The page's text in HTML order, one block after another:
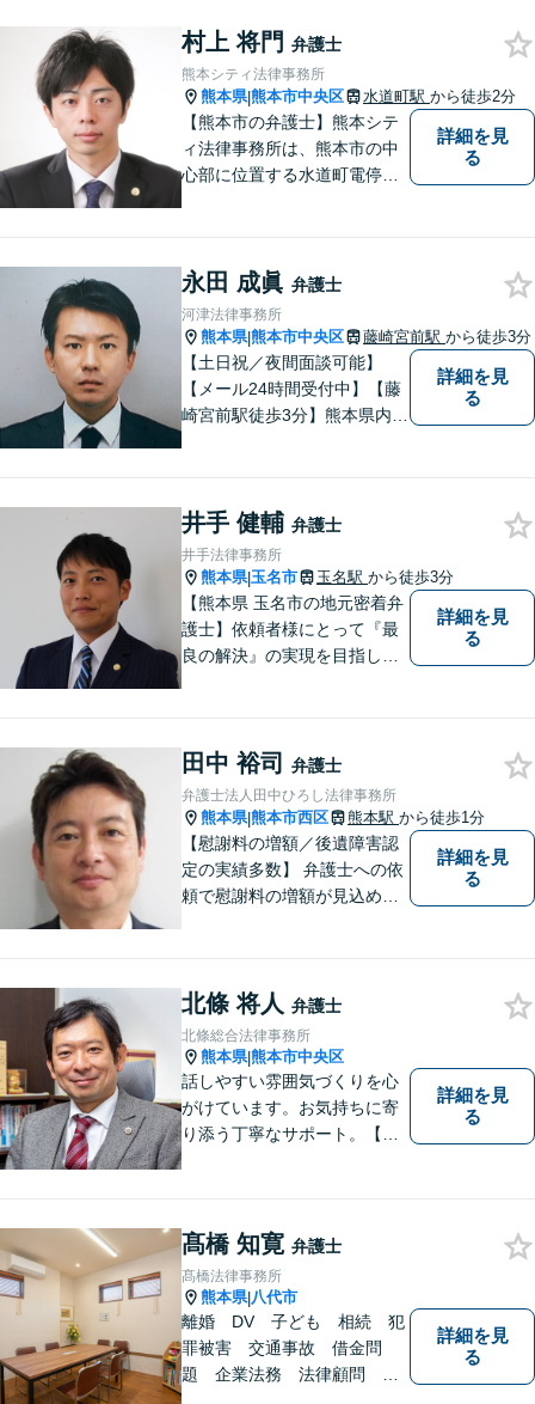
村上 将門 弁護士
熊本シティ法律事務所
熊本県|熊本市中央区 水道町駅 から徒歩2分
【熊本市の弁護士】熊本シテ
ィ法律事務所は、熊本市の中
心部に位置する水道町電停よ
す。
詳細を見
る
永田 成眞 弁護士
河津法律事務所
熊本県|熊本市中央区 藤崎宮前駅 から徒歩3分
【土日祝／夜間面談可能】
【メール24時間受付中】【藤
崎宮前駅徒歩3分】熊本県内及
の方の契約関係トラブルまで
幅広くご相談いただいており
ます。お気軽にご相談くださ
い。
詳細を見
る
井手 健輔 弁護士
井手法律事務所
熊本県|玉名市 玉名駅 から徒歩3分
【熊本県 玉名市の地元密着弁
護士】依頼者様にとって『最
良の解決』の実現を目指しま
詳細を見
る
田中 裕司 弁護士
弁護士法人田中ひろし法律事務所
熊本県|熊本市西区 熊本駅 から徒歩1分
【慰謝料の増額／後遺障害認
定の実績多数】 弁護士への依
頼で慰謝料の増額が見込めま
ノウハウ多数】相続手続きか
ら遺言書までトータルサポー
ト【JR熊本駅から徒歩1分】
詳細を見
る
北條 将人 弁護士
北條総合法律事務所
熊本県|熊本市中央区
話しやすい雰囲気づくりを心
がけています。お気持ちに寄
り添う丁寧なサポート。【借
ート。企業からのご相談も承
ります【交通事故】弁護士費
用特約の利用可【夜間・休日
面談可】
詳細を見
る
髙橋 知寛 弁護士
髙橋法律事務所
熊本県|八代市
離婚 DV 子ども 相続 犯
罪被害 交通事故 借金問
題 企業法務 法律顧問
詳細を見
る